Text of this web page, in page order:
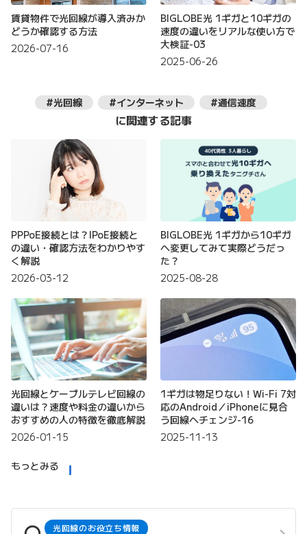
賃貸物件で光回線が導入済みか
どうか確認する方法
2026-07-16
BIGLOBE光 1ギガと10ギガの
速度の違いをリアルな使い方で
大検証-03
2025-06-26
#光回線 #インターネット #通信速度
に関連する記事
PPPoE接続とは？IPoE接続と
の違い・確認方法をわかりやす
く解説
2026-03-12
BIGLOBE光 1ギガから10ギガ
へ変更してみて実際どうだっ
た？
2025-08-28
光回線とケーブルテレビ回線の
違いは？速度や料金の違いから
おすすめの人の特徴を徹底解説
2026-01-15
1ギガは物足りない！Wi-Fi 7対
応のAndroid／iPhoneに見合
う回線へチェンジ-16
2025-11-13
もっとみる
光回線のお役立ち情報